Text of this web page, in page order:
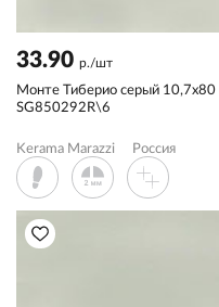
33.90 р./шт
Монте Тиберио серый 10,7x80
SG850292R\6
Kerama Marazzi Россия